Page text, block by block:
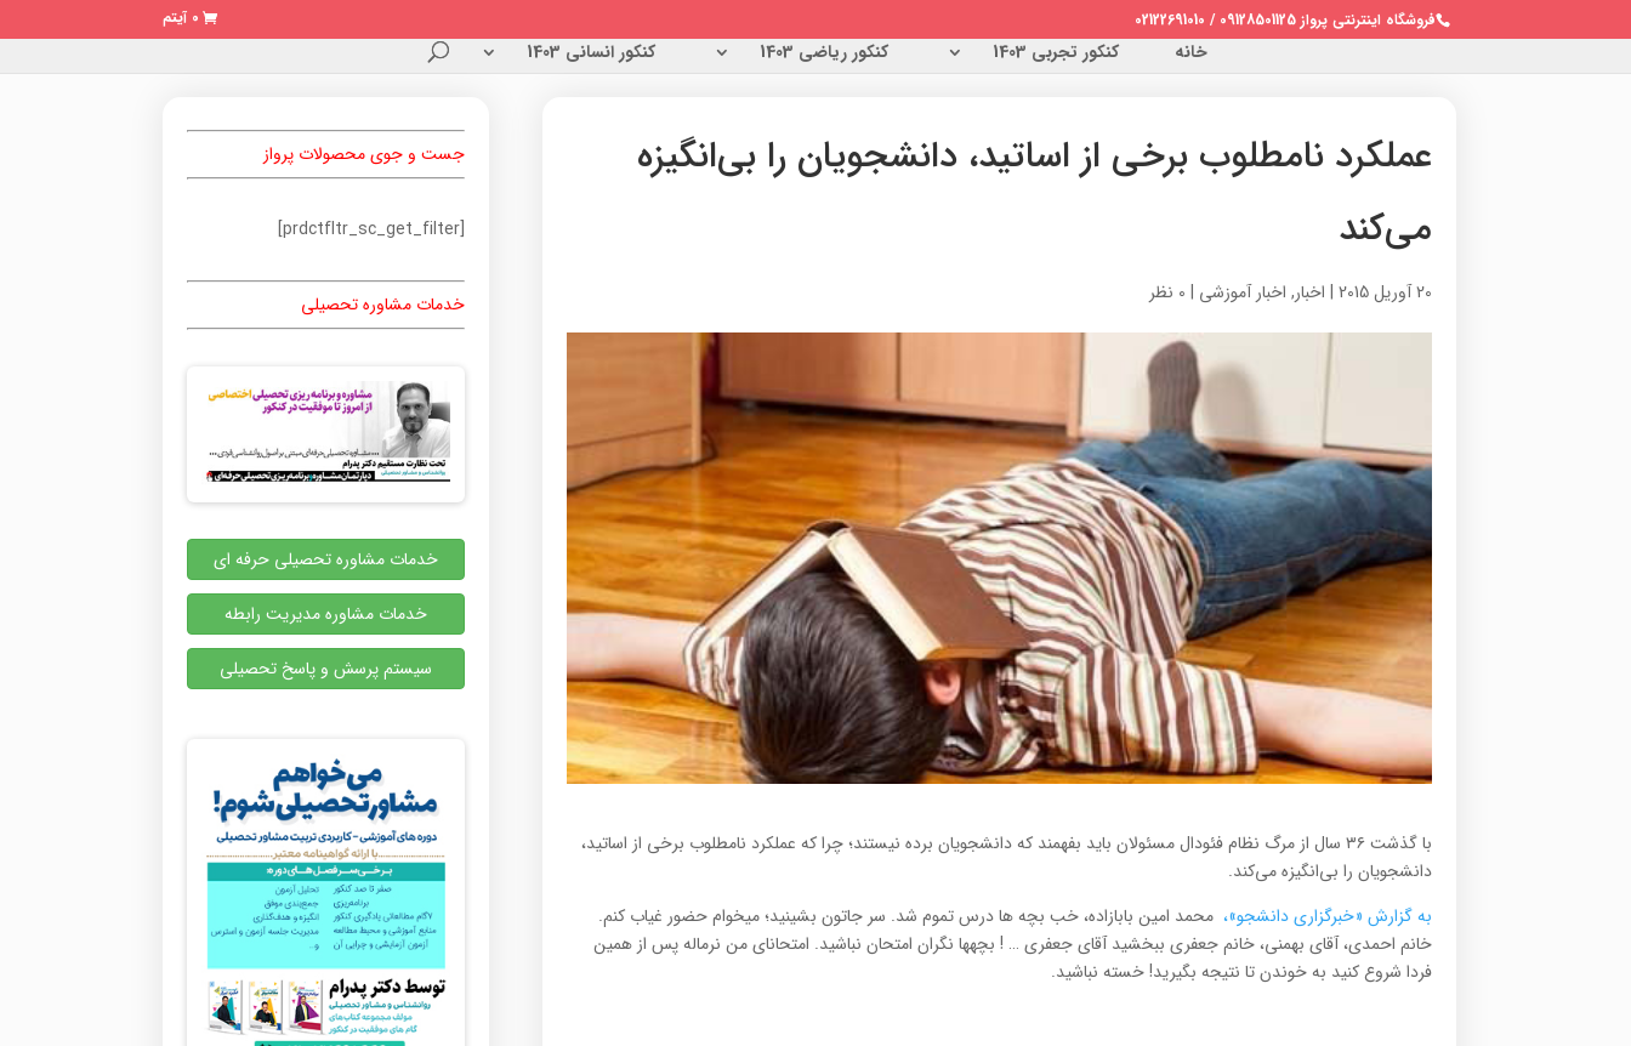
فروشگاه اینترنتی پرواز 09128501125 / 02122691010 0 آیتم
خانه کنکور تجربی 1403 کنکور ریاضی 1403 کنکور انسانی 1403
عملکرد نامطلوب برخي از اساتيد، دانشجويان را بي‌انگيزه
مي‌کند
20 آوریل 2015 | اخبار, اخبار آموزشی | 0 نظر
با گذشت ۳۶ سال از مرگ نظام فئودال مسئولان بايد بفهمند که دانشجویان برده نيستند؛ چرا که عملکرد نامطلوب برخي از اساتيد،
دانشجويان را بي‌انگيزه مي‌کند.
به گزارش «خبرگزاری دانشجو»، محمد امین بابازاده، خب بچه ها درس تموم شد. سر جاتون بشينيد؛ ميخوام حضور غياب کنم.
خانم احمدي، آقاي بهمني، خانم جعفري ببخشيد آقاي جعفري … ! بچهها نگران امتحان نباشيد. امتحاناي من نرماله پس از همين
فردا شروع کنيد به خوندن تا نتيجه بگيريد! خسته نباشيد.
جست و جوی محصولات پرواز
[prdctfltr_sc_get_filter]
خدمات مشاوره تحصیلی
خدمات مشاوره تحصیلی حرفه ای
خدمات مشاوره مدیریت رابطه
سیستم پرسش و پاسخ تحصیلی